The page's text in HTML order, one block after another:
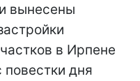
вынесены
в Ирпене
дня